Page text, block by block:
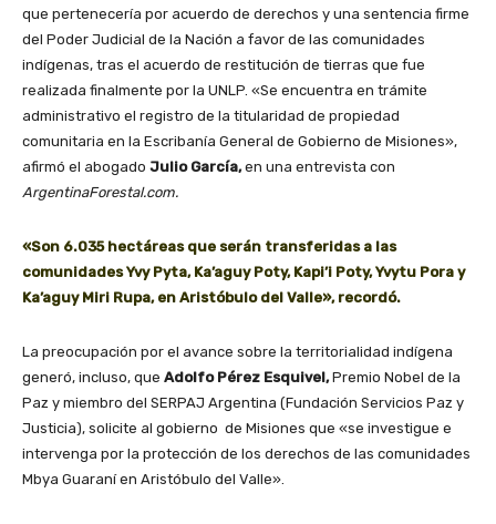
que pertenecería por acuerdo de derechos y una sentencia firme
del Poder Judicial de la Nación a favor de las comunidades
indígenas, tras el acuerdo de restitución de tierras que fue
realizada finalmente por la UNLP. «Se encuentra en trámite
administrativo el registro de la titularidad de propiedad
comunitaria en la Escribanía General de Gobierno de Misiones»,
afirmó el abogado Julio García,en una entrevista con
ArgentinaForestal.com.
«Son 6.035 hectáreas que serán transferidas a las
comunidades Yvy Pyta, Ka’aguy Poty, Kapi’i Poty, Yvytu Pora y
Ka’aguy Miri Rupa, en Aristóbulo del Valle», recordó.
La preocupación por el avance sobre la territorialidad indígena
generó, incluso, que Adolfo Pérez Esquivel,Premio Nobel de la
Paz y miembro del SERPAJ Argentina (Fundación Servicios Paz y
Justicia), solicite al gobierno de Misiones que «se investigue e
intervenga por la protección de los derechos de las comunidades
Mbya Guaraní en Aristóbulo del Valle».